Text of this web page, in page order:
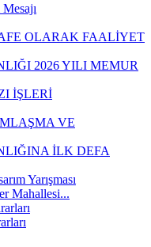
OLARAK FAALİYET
2026 YILI MEMUR
İŞLERİ
VE
İLK DEFA
Yarışması
Mahallesi...